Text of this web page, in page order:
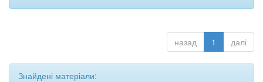
назад 1 далі
Знайдені матеріали: